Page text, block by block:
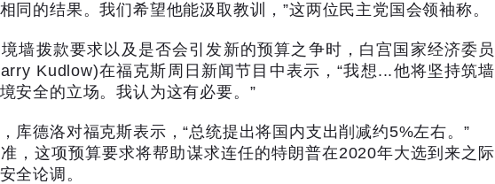
同的结果。我们希望他能汲取教训，”这两位民主党国会领袖称。
墙拨款要求以及是否会引发新的预算之争时，白宫国家经济委员
Kudlow)在福克斯周日新闻节目中表示，“我想...他将坚持筑墙
安全的立场。我认为这有必要。 ”
库德洛对福克斯表示，“总统提出将国内支出削减约5%左右。 ”
，这项预算要求将帮助谋求连任的特朗普在2020年大选到来之际
全论调。